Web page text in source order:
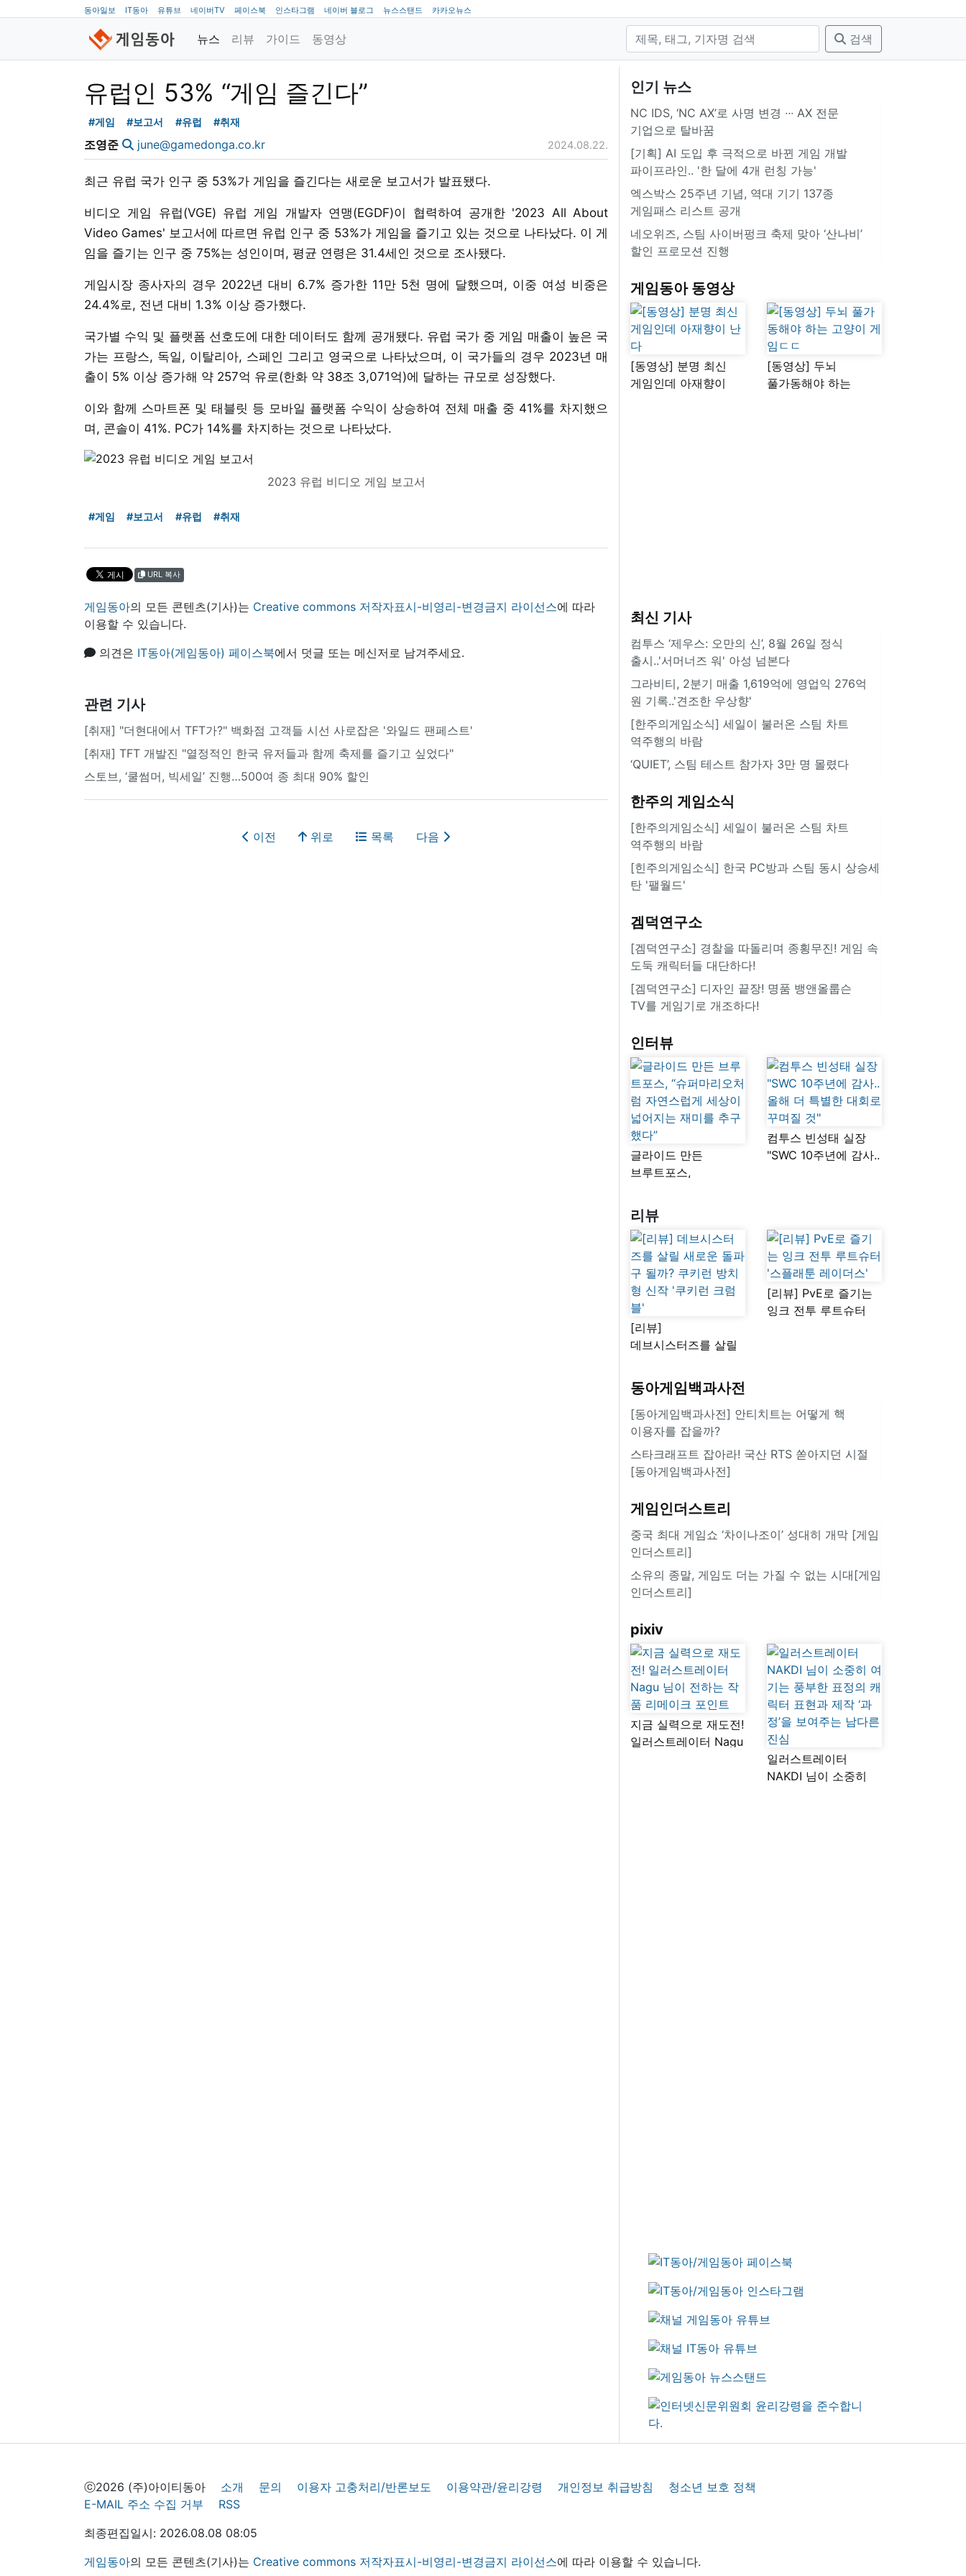
동아일보 IT동아 유튜브 네이버TV 페이스북 인스타그램 네이버 블로그 뉴스스탠드 카카오뉴스
뉴스 리뷰 가이드 동영상 검색
유럽인 53% “게임 즐긴다”
#게임 #보고서 #유럽 #취재
조영준 june@gamedonga.co.kr 2024.08.22.
최근 유럽 국가 인구 중 53%가 게임을 즐긴다는 새로운 보고서가 발표됐다.
비디오 게임 유럽(VGE) 유럽 게임 개발자 연맹(EGDF)이 협력하여 공개한 '2023 All About
Video Games' 보고서에 따르면 유럽 인구 중 53%가 게임을 즐기고 있는 것으로 나타났다. 이 게
임을 즐기는 인구 중 75%는 성인이며, 평균 연령은 31.4세인 것으로 조사됐다.
게임시장 종사자의 경우 2022년 대비 6.7% 증가한 11만 5천 명에 달했으며, 이중 여성 비중은
24.4%로, 전년 대비 1.3% 이상 증가했다.
국가별 수익 및 플랫폼 선호도에 대한 데이터도 함께 공개됐다. 유럽 국가 중 게임 매출이 높은 국
가는 프랑스, 독일, 이탈리아, 스페인 그리고 영국으로 나타났으며, 이 국가들의 경우 2023년 매
출이 5% 이상 증가해 약 257억 유로(한화 약 38조 3,071억)에 달하는 규모로 성장했다.
이와 함께 스마트폰 및 태블릿 등 모바일 플랫폼 수익이 상승하여 전체 매출 중 41%를 차지했으
며, 콘솔이 41%. PC가 14%를 차지하는 것으로 나타났다.
2023 유럽 비디오 게임 보고서
#게임 #보고서 #유럽 #취재
URL 복사
게임동아의 모든 콘텐츠(기사)는 Creative commons 저작자표시-비영리-변경금지 라이선스에 따라
이용할 수 있습니다.
의견은 IT동아(게임동아) 페이스북에서 덧글 또는 메신저로 남겨주세요.
관련 기사
[취재] "더현대에서 TFT가?" 백화점 고객들 시선 사로잡은 '와일드 팬페스트'
[취재] TFT 개발진 "열정적인 한국 유저들과 함께 축제를 즐기고 싶었다"
스토브, ‘쿨썸머, 빅세일’ 진행…500여 종 최대 90% 할인
이전 위로 목록 다음
인기 뉴스
NC IDS, ‘NC AX’로 사명 변경 ∙∙∙ AX 전문
기업으로 탈바꿈
[기획] AI 도입 후 극적으로 바뀐 게임 개발
파이프라인.. '한 달에 4개 런칭 가능'
엑스박스 25주년 기념, 역대 기기 137종
게임패스 리스트 공개
네오위즈, 스팀 사이버펑크 축제 맞아 ‘산나비’
할인 프로모션 진행
게임동아 동영상
[동영상] 분명 최신
게임인데 아재향이
[동영상] 두뇌
풀가동해야 하는
최신 기사
컴투스 ‘제우스: 오만의 신’, 8월 26일 정식
출시..'서머너즈 워' 아성 넘본다
그라비티, 2분기 매출 1,619억에 영업익 276억
원 기록..'견조한 우상향'
[한주의게임소식] 세일이 불러온 스팀 차트
역주행의 바람
‘QUIET’, 스팀 테스트 참가자 3만 명 몰렸다
한주의 게임소식
[한주의게임소식] 세일이 불러온 스팀 차트
역주행의 바람
[힌주의게임소식] 한국 PC방과 스팀 동시 상승세
탄 '팰월드'
겜덕연구소
[겜덕연구소] 경찰을 따돌리며 종횡무진! 게임 속
도둑 캐릭터들 대단하다!
[겜덕연구소] 디자인 끝장! 명품 뱅앤올룹슨
TV를 게임기로 개조하다!
인터뷰
글라이드 만든
브루트포스,
자연스럽게 세상이
넓어지는 재미를
추구했다”
컴투스 빈성태 실장
"SWC 10주년에 감사..
리뷰
[리뷰]
데브시스터즈를 살릴
쿠키런 방치형 신작
'쿠키런 크럼블'
[리뷰] PvE로 즐기는
잉크 전투 루트슈터
동아게임백과사전
[동아게임백과사전] 안티치트는 어떻게 핵
이용자를 잡을까?
스타크래프트 잡아라! 국산 RTS 쏟아지던 시절
[동아게임백과사전]
게임인더스트리
중국 최대 게임쇼 ‘차이나조이’ 성대히 개막 [게임
인더스트리]
소유의 종말, 게임도 더는 가질 수 없는 시대[게임
인더스트리]
pixiv
지금 실력으로 재도전!
일러스트레이터 Nagu
일러스트레이터
NAKDI 님이 소중히
ⓒ2026 (주)아이티동아 소개 문의 이용자 고충처리/반론보도 이용약관/윤리강령 개인정보 취급방침
청소년 보호 정책
E-MAIL 주소 수집 거부
RSS
최종편집일시: 2026.08.08 08:05
게임동아의 모든 콘텐츠(기사)는 Creative commons 저작자표시-비영리-변경금지 라이선스에 따라 이용할 수 있습니다.